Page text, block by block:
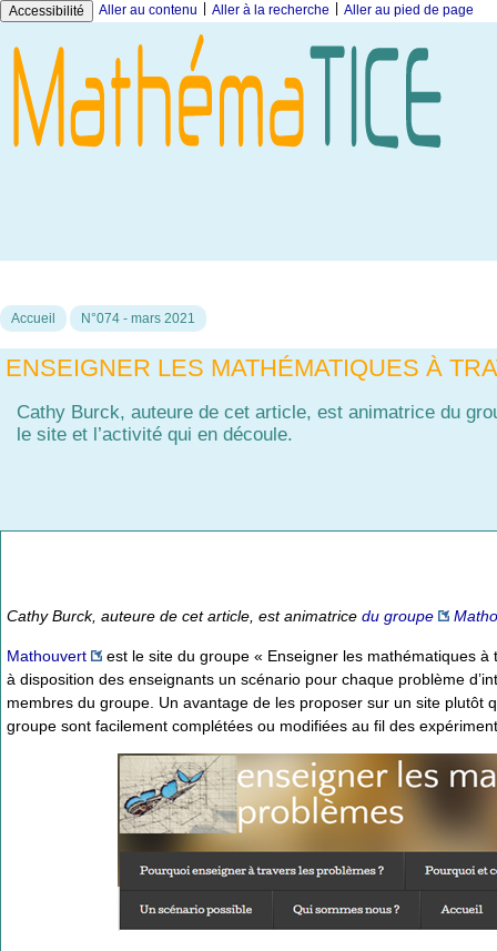
Accessibilité Aller au contenu Aller à la recherche Aller au pied de page
Accueil N°074 - mars 2021
ENSEIGNER LES MATHÉMATIQUES À
Cathy Burck, auteure de cet article, est animatrice du
le site et l’activité qui en découle.
Cathy Burck, auteure de cet article, est animatrice du groupe
Mathouvert
est le site du groupe « Enseigner les mathématiques à
à disposition des enseignants un scénario pour chaque problème
membres du groupe. Un avantage de les proposer sur un site plutôt
groupe sont facilement complétées ou modifiées au fil des